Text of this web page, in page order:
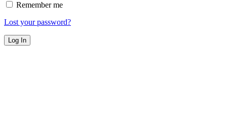
Remember me
Lost your password?